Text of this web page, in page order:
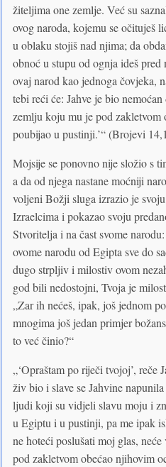
žiteljima one zemlje. Već su
ovog naroda, kojemu se očituješ
u oblaku stojiš nad njima; da
obnoć u stupu od ognja ideš
ovaj narod kao jednoga čovjeka,
tebi reći će: Jahve je bio
zemlju koju mu je pod zakletvom
poubijao u pustinji.’“ (Brojevi
Mojsije se ponovno nije složio s
a da od njega nastane moćniji
voljeni Božji sluga izrazio je
Izraelcima i pokazao svoju
Stvoritelja i na čast svome
ovome narodu od Egipta sve do
dugo strpljiv i milostiv ovom
god bili nedostojni, Tvoja je
„Zar ih nećeš, ipak, još jednom
mnogima još jedan primjer
to već činio?“
„‘Opraštam po riječi tvojoj’, reče
živ bio i slave se Jahvine
ljudi koji su vidjeli slavu moju i
u Egiptu i u pustinji, pa me ipak
ne hoteći poslušati moj glas,
pod zakletvom obećao njihovim